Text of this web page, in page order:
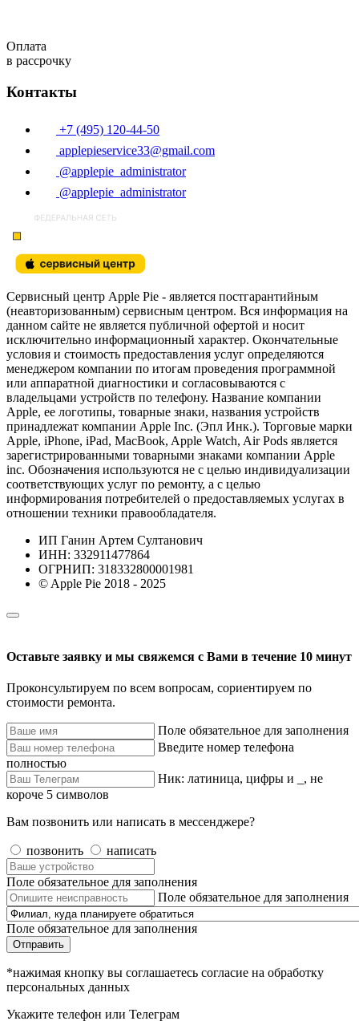
Оплата
в рассрочку
Контакты
+7 (495) 120-44-50
applepieservice33@gmail.com
@applepie_administrator
@applepie_administrator
Сервисный центр Apple Pie - является постгарантийным
(неавторизованным) сервисным центром. Вся информация на
данном сайте не является публичной офертой и носит
исключительно информационный характер. Окончательные
условия и стоимость предоставления услуг определяются
менеджером компании по итогам проведения программной
или аппаратной диагностики и согласовываются с
владельцами устройств по телефону. Название компании
Apple, ее логотипы, товарные знаки, названия устройств
принадлежат компании Apple Inc. (Эпл Инк.). Торговые марки
Apple, iPhone, iPad, MacBook, Apple Watch, Air Pods является
зарегистрированными товарными знаками компании Apple
inc. Обозначения используются не с целью индивидуализации
соответствующих услуг по ремонту, а с целью
информирования потребителей о предоставляемых услугах в
отношении техники правообладателя.
ИП Ганин Артем Султанович
ИНН: 332911477864
ОГРНИП: 318332800001981
© Apple Pie 2018 - 2025
Оставьте заявку и мы свяжемся с Вами в течение 10 минут
Проконсультируем по всем вопросам, сориентируем по
стоимости ремонта.
Поле обязательное для заполнения
Введите номер телефона
полностью
Ник: латиница, цифры и _, не
короче 5 символов
Вам позвонить или написать в мессенджере?
позвонить написать
Поле обязательное для заполнения
Поле обязательное для заполнения
Поле обязательное для заполнения
Отправить
*нажимая кнопку вы соглашаетесь согласие на обработку
персональных данных
Укажите телефон или Телеграм